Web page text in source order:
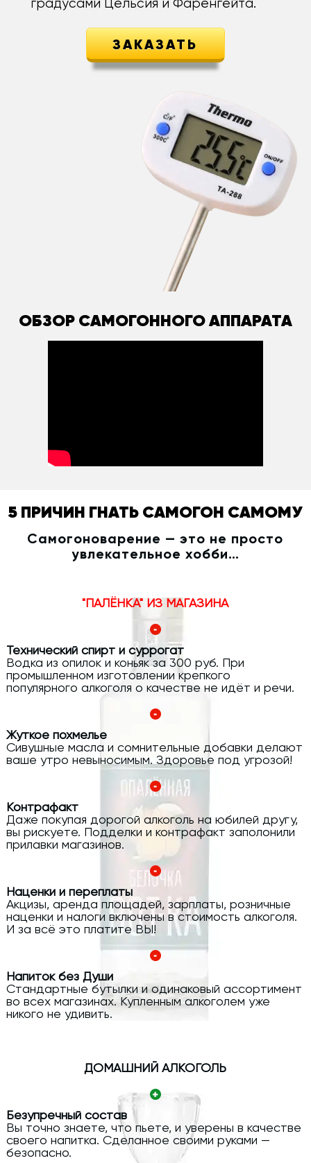
градусами Цельсия и Фаренгейта.
ЗАКАЗАТЬ
ОБЗОР САМОГОННОГО АППАРАТА
5 ПРИЧИН ГНАТЬ САМОГОН САМОМУ
Самогоноварение — это не просто
увлекательное хобби…
"ПАЛЁНКА" ИЗ МАГАЗИНА
Технический спирт и суррогат
Водка из опилок и коньяк за 300 руб. При
промышленном изготовлении крепкого
популярного алкоголя о качестве не идёт и речи.
Жуткое похмелье
Сивушные масла и сомнительные добавки делают
ваше утро невыносимым. Здоровье под угрозой!
Контрафакт
Даже покупая дорогой алкоголь на юбилей другу,
вы рискуете. Подделки и контрафакт заполонили
прилавки магазинов.
Наценки и переплаты
Акцизы, аренда площадей, зарплаты, розничные
наценки и налоги включены в стоимость алкоголя.
И за всё это платите ВЫ!
Напиток без Души
Стандартные бутылки и одинаковый ассортимент
во всех магазинах. Купленным алкоголем уже
никого не удивить.
ДОМАШНИЙ АЛКОГОЛЬ
Безупречный состав
Вы точно знаете, что пьете, и уверены в качестве
своего напитка. Сделанное своими руками —
безопасно.